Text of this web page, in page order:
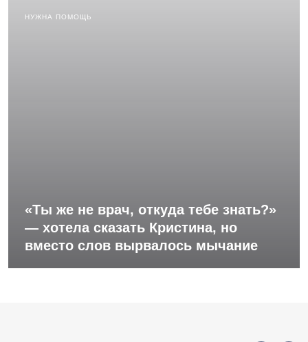
НУЖНА ПОМОЩЬ
«Ты же не врач, откуда тебе знать?»
— хотела сказать Кристина, но
вместо слов вырвалось мычание